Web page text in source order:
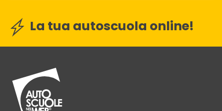
La tua autoscuola online!